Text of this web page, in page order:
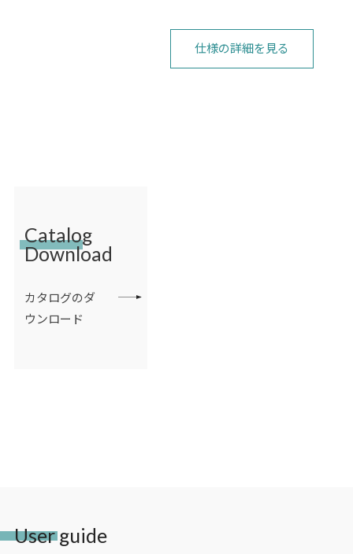
仕様の詳細を見る
Catalog
Download
カタログのダ
ウンロード
User guide